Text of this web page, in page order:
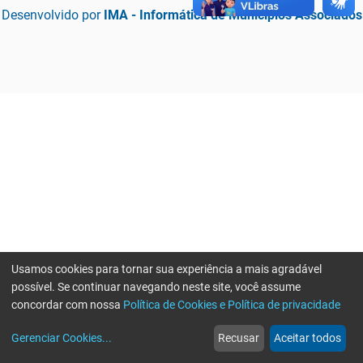
Desenvolvido por IMA - Informática de Municípios Associados
web
Notícias
more_horiz
Mais
Usamos cookies para tornar sua experiência a mais agradável
possível. Se continuar navegando neste site, você assume
concordar com nossa Política de Cookies e Política de privacidade
Gerenciar Cookies... Recusar Aceitar todos
Erro ao enviar informações, por favor tente novamente